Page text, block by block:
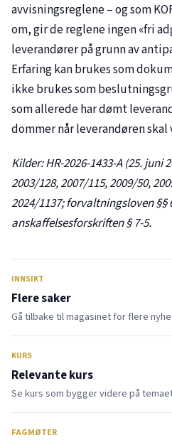
avvisningsreglene – og som
om, gir de reglene ingen «fri
leverandører på grunn av
Erfaring kan brukes som
ikke brukes som
som allerede har dømt
dommer når leverandøren
Kilder: HR-2026-1433-A (25. juni
2003/128,2007/115,2009/50,
2024/1137; forvaltningsloven §§
anskaffelsesforskriften § 7-5.
INNSIKT
Flere saker
Gå tilbake til magasinet for flere
KURS
Relevante kurs
Se kurs som bygger videre på
FAGMØTER